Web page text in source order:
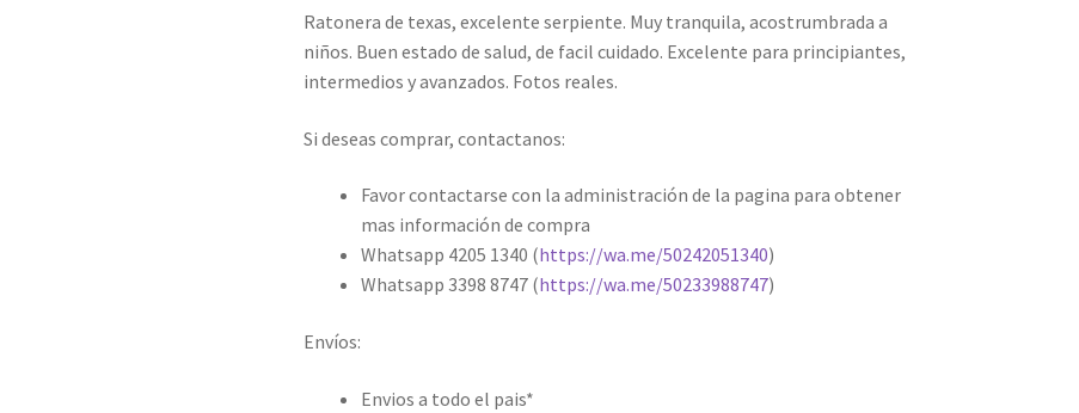
Ratonera de texas, excelente serpiente. Muy tranquila, acostrumbrada a
niños. Buen estado de salud, de facil cuidado. Excelente para principiantes,
intermedios y avanzados. Fotos reales.
Si deseas comprar, contactanos:
Favor contactarse con la administración de la pagina para obtener
mas información de compra
Whatsapp 4205 1340 (https://wa.me/50242051340)
Whatsapp 3398 8747 (https://wa.me/50233988747)
Envíos:
Envios a todo el pais*